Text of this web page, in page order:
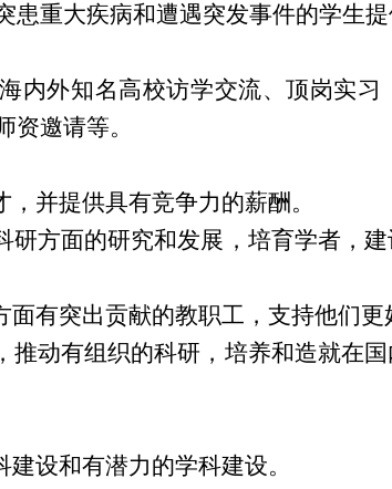
重大疾病和遭遇突发事件的学生
内外知名高校访学交流、顶岗实
邀请等。
并提供具有竞争力的薪酬。
方面的研究和发展，培育学者，
有突出贡献的教职工，支持他们
动有组织的科研，培养和造就在
设和有潜力的学科建设。